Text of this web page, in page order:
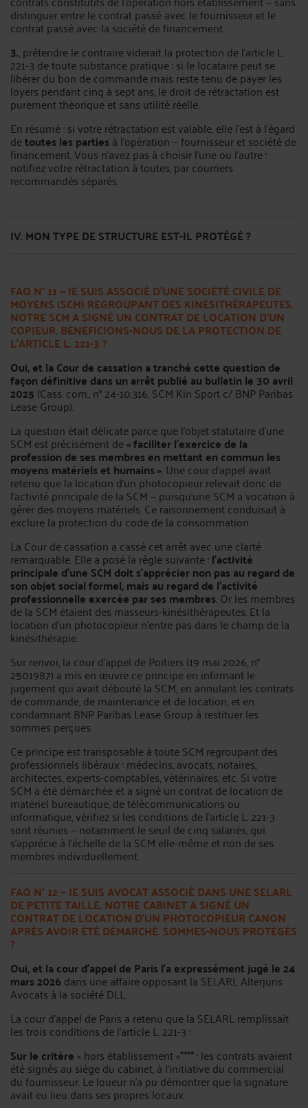
distinguer entre le contrat passé avec le fournisseur et le
contrat passé avec la société de financement.
3., prétendre le contraire viderait la protection de l’article L.
221-3 de toute substance pratique : si le locataire peut se
libérer du bon de commande mais reste tenu de payer les
loyers pendant cinq à sept ans, le droit de rétractation est
purement théorique et sans utilité réelle.
En résumé : si votre rétractation est valable, elle l’est à l’égard
detoutes les parties à l’opération — fournisseur et société de
financement. Vous n’avez pas à choisir l’une ou l’autre :
notifiez votre rétractation à toutes, par courriers
recommandés séparés.
IV. MON TYPE DE STRUCTURE EST-IL PROTÉGÉ ?
FAQ N° 11 — JE SUIS ASSOCIÉ D’UNE SOCIÉTÉ CIVILE DE
MOYENS (SCM) REGROUPANT DES KINÉSITHÉRAPEUTES.
NOTRE SCM A SIGNÉ UN CONTRAT DE LOCATION D’UN
COPIEUR. BÉNÉFICIONS-NOUS DE LA PROTECTION DE
L’ARTICLE L. 221-3 ?
Oui, et la Cour de cassation a tranché cette question de
façon définitive dans un arrêt publié au bulletin le 30 avril
2025 (Cass. com., n° 24-10.316, SCM Kin Sport c/ BNP Paribas
Lease Group).
La question était délicate parce que l’objet statutaire d’une
SCM est précisément de« faciliter l’exercice de la
profession de ses membres en mettant en commun les
moyens matériels et humains ». Une cour d’appel avait
retenu que la location d’un photocopieur relevait donc de
l’activité principale de la SCM — puisqu’une SCM a vocation à
gérer des moyens matériels. Ce raisonnement conduisait à
exclure la protection du code de la consommation.
La Cour de cassation a cassé cet arrêt avec une clarté
remarquable. Elle a posé la règle suivante :l’activité
principale d’une SCM doit s’apprécier non pas au regard de
son objet social formel, mais au regard de l’activité
professionnelle exercée par ses membres. Or les membres
de la SCM étaient des masseurs-kinésithérapeutes. Et la
location d’un photocopieur n’entre pas dans le champ de la
kinésithérapie.
Sur renvoi, la cour d’appel de Poitiers (19 mai 2026, n°
2501987) a mis en œuvre ce principe en infirmant le
jugement qui avait débouté la SCM, en annulant les contrats
de commande, de maintenance et de location, et en
condamnant BNP Paribas Lease Group à restituer les
sommes perçues.
Ce principe est transposable à toute SCM regroupant des
professionnels libéraux : médecins, avocats, notaires,
architectes, experts-comptables, vétérinaires, etc. Si votre
SCM a été démarchée et a signé un contrat de location de
matériel bureautique, de télécommunications ou
informatique, vérifiez si les conditions de l’article L. 221-3
sont réunies — notamment le seuil de cinq salariés, qui
s’apprécie à l’échelle de la SCM elle-même et non de ses
membres individuellement.
FAQ N° 12 — JE SUIS AVOCAT ASSOCIÉ DANS UNE SELARL
DE PETITE TAILLE. NOTRE CABINET A SIGNÉ UN
CONTRAT DE LOCATION D’UN PHOTOCOPIEUR CANON
APRÈS AVOIR ÉTÉ DÉMARCHÉ. SOMMES-NOUS PROTÉGÉS
?
Oui, et la cour d’appel de Paris l’a expressément jugé le 24
mars 2026 dans une affaire opposant la SELARL Alterjuris
Avocats à la société DLL.
La cour d’appel de Paris a retenu que la SELARL remplissait
les trois conditions de l’article L. 221-3 :
Sur le critère « hors établissement »**** : les contrats avaient
été signés au siège du cabinet, à l’initiative du commercial
du fournisseur. Le loueur n’a pu démontrer que la signature
avait eu lieu dans ses propres locaux.